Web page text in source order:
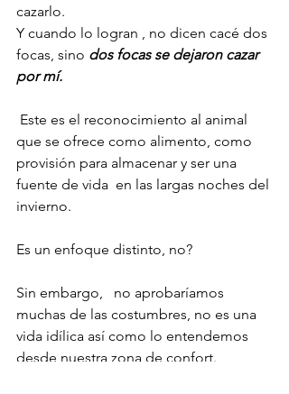
cazarlo.
Y cuando lo logran , no dicen cacé dos
focas, sino dos focas se dejaron cazar
por mí.
que se ofrece como alimento, como
provisión para almacenar y ser una
fuente de vida  en las largas noches del
invierno.
Es un enfoque distinto, no?
Sin embargo,   no aprobaríamos
muchas de las costumbres, no es una
vida idílica así como lo entendemos
desde nuestra zona de confort.